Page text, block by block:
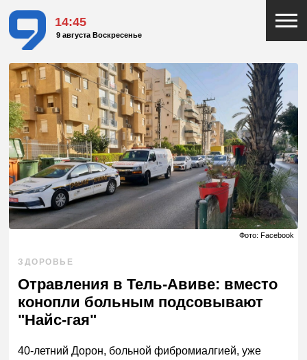
14:45
9 августа Воскресенье
Фото: Facebook
ЗДОРОВЬЕ
Отравления в Тель-Авиве: вместо
конопли больным подсовывают
"Найс-гая"
40-летний Дорон, больной фибромиалгией, уже